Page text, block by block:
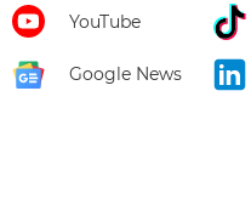
YouTube
Google News